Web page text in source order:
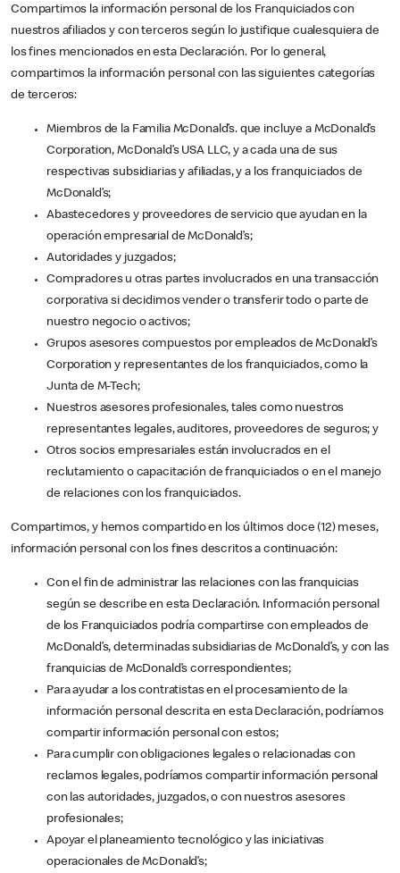
Compartimos la información personal de los Franquiciados con
nuestros afiliados y con terceros según lo justifique cualesquiera de
los fines mencionados en esta Declaración. Por lo general,
compartimos la información personal con las siguientes categorías
de terceros:
Miembros de la Familia McDonald’s. que incluye a McDonald’s
Corporation, McDonald’s USA LLC, y a cada una de sus
respectivas subsidiarias y afiliadas, y a los franquiciados de
McDonald’s;
Abastecedores y proveedores de servicio que ayudan en la
operación empresarial de McDonald’s;
Autoridades y juzgados;
Compradores u otras partes involucrados en una transacción
corporativa si decidimos vender o transferir todo o parte de
nuestro negocio o activos;
Grupos asesores compuestos por empleados de McDonald’s
Corporation y representantes de los franquiciados, como la
Junta de M-Tech;
Nuestros asesores profesionales, tales como nuestros
representantes legales, auditores, proveedores de seguros; y
Otros socios empresariales están involucrados en el
reclutamiento o capacitación de franquiciados o en el manejo
de relaciones con los franquiciados.
Compartimos, y hemos compartido en los últimos doce (12) meses,
información personal con los fines descritos a continuación:
Con el fin de administrar las relaciones con las franquicias
según se describe en esta Declaración. Información personal
de los Franquiciados podría compartirse con empleados de
McDonald’s, determinadas subsidiarias de McDonald’s, y con las
franquicias de McDonald’s correspondientes;
Para ayudar a los contratistas en el procesamiento de la
información personal descrita en esta Declaración, podríamos
compartir información personal con estos;
Para cumplir con obligaciones legales o relacionadas con
reclamos legales, podríamos compartir información personal
con las autoridades, juzgados, o con nuestros asesores
profesionales;
Apoyar el planeamiento tecnológico y las iniciativas
operacionales de McDonald’s;